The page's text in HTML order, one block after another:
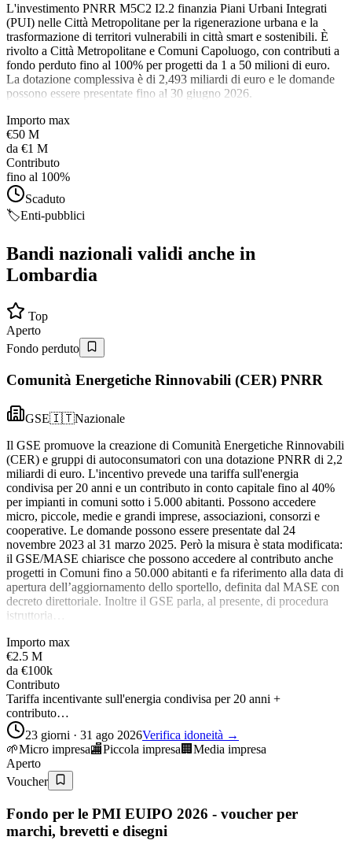
L'investimento PNRR M5C2 I2.2 finanzia Piani Urbani Integrati
(PUI) nelle Città Metropolitane per la rigenerazione urbana e la
trasformazione di territori vulnerabili in città smart e sostenibili. È
rivolto a Città Metropolitane e Comuni Capoluogo, con contributi a
fondo perduto fino al 100% per progetti da 1 a 50 milioni di euro.
La dotazione complessiva è di 2,493 miliardi di euro e le domande
possono essere presentate fino al 30 giugno 2026.
Importo max
€50 M
da €1 M
Contributo
fino al 100%
Scaduto
🏷️Enti-pubblici
Bandi nazionali validi anche in
Lombardia
Top
Aperto
Fondo perduto
Comunità Energetiche Rinnovabili (CER) PNRR
GSE🇮🇹Nazionale
Il GSE promuove la creazione di Comunità Energetiche Rinnovabili
(CER) e gruppi di autoconsumatori con una dotazione PNRR di 2,2
miliardi di euro. L'incentivo prevede una tariffa sull'energia
condivisa per 20 anni e un contributo in conto capitale fino al 40%
per impianti in comuni sotto i 5.000 abitanti. Possono accedere
micro, piccole, medie e grandi imprese, associazioni, consorzi e
cooperative. Le domande possono essere presentate dal 24
novembre 2023 al 31 marzo 2025. Però la misura è stata modificata:
il GSE/MASE chiarisce che possono accedere al contributo anche
progetti in Comuni fino a 50.000 abitanti e fa riferimento alla data di
apertura dell’aggiornamento dello sportello, definita dal MASE con
decreto direttoriale. Inoltre il GSE parla, al presente, di procedura
istruttoria…
Importo max
€2.5 M
da €100k
Contributo
Tariffa incentivante sull'energia condivisa per 20 anni +
contributo…
23 giorni · 31 ago 2026Verifica idoneità →
🌱Micro impresa🏬Piccola impresa 🏢 Media impresa
Aperto
Voucher
Fondo per le PMI EUIPO 2026 - voucher per
marchi, brevetti e disegni